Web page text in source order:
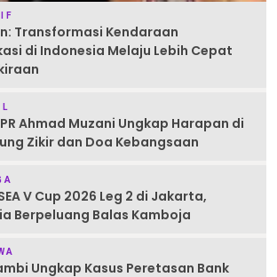
Transformasi Kendaraan
di Indonesia Melaju Lebih Cepat
Ahmad Muzani Ungkap Harapan di
Zikir dan Doa Kebangsaan
V Cup 2026 Leg 2 di Jakarta,
Berpeluang Balas Kamboja
Ungkap Kasus Peretasan Bank